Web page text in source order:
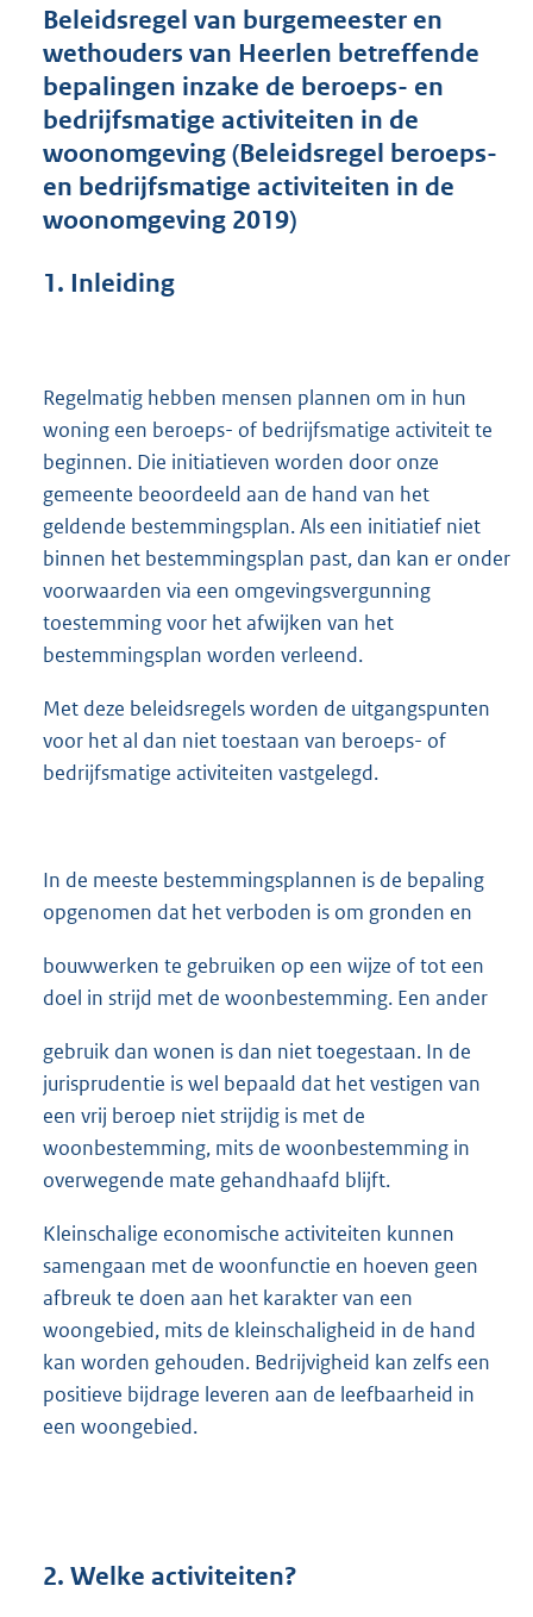
r
o
t
t
:
3
Beleidsregel van burgemeester en
wethouders van Heerlen betreffende
bepalingen inzake de beroeps- en
bedrijfsmatige activiteiten in de
woonomgeving (Beleidsregel beroeps-
en bedrijfsmatige activiteiten in de
woonomgeving 2019)
1. Inleiding
Regelmatig hebben mensen plannen om in hun
woning een beroeps- of bedrijfsmatige activiteit te
beginnen. Die initiatieven worden door onze
gemeente beoordeeld aan de hand van het
geldende bestemmingsplan. Als een initiatief niet
binnen het bestemmingsplan past, dan kan er onder
voorwaarden via een omgevingsvergunning
toestemming voor het afwijken van het
bestemmingsplan worden verleend.
Met deze beleidsregels worden de uitgangspunten
voor het al dan niet toestaan van beroeps- of
bedrijfsmatige activiteiten vastgelegd.
In de meeste bestemmingsplannen is de bepaling
opgenomen dat het verboden is om gronden en
bouwwerken te gebruiken op een wijze of tot een
doel in strijd met de woonbestemming. Een ander
gebruik dan wonen is dan niet toegestaan. In de
jurisprudentie is wel bepaald dat het vestigen van
een vrij beroep niet strijdig is met de
woonbestemming, mits de woonbestemming in
overwegende mate gehandhaafd blijft.
Kleinschalige economische activiteiten kunnen
samengaan met de woonfunctie en hoeven geen
afbreuk te doen aan het karakter van een
woongebied, mits de kleinschaligheid in de hand
kan worden gehouden. Bedrijvigheid kan zelfs een
positieve bijdrage leveren aan de leefbaarheid in
een woongebied.
2. Welke activiteiten?